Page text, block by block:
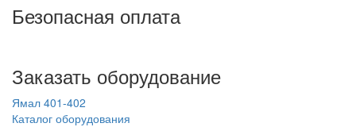
Безопасная оплата
Заказать оборудование
Ямал 401-402
Каталог оборудования